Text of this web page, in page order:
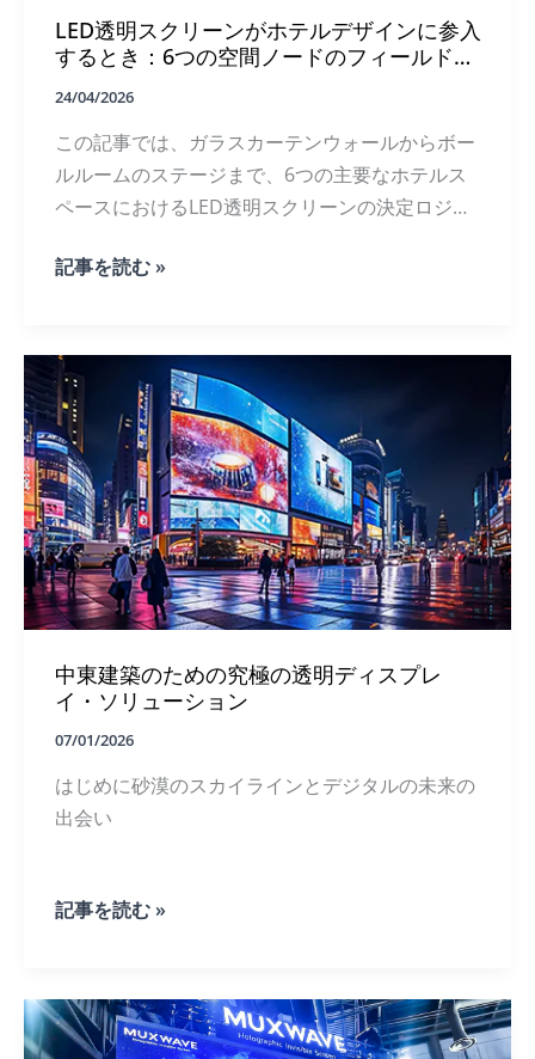
の
透
明
LED
ィ
ス
プ
レ
小
売
イ
ナ
ー
と
VM
プ
ロ
フ
ェ
ッ
シ
ョ
ナ
の
た
め
の
全
ガ
イ
LED透明スクリーンがホテルデザインに参入
するとき：6つの空間ノードのフィールドノ
24/04/2026
この記事では、ガラスカーテンウォールからボー
ルルームのステージまで、6つの主要なホテルス
ペースにおけるLED透明スクリーンの決定ロジッ
クリーンの仕様選定、コンテンツのビジュアル言
LED
ク
リ
ー
ン
が
ホ
テ
ル
デ
ザ
イ
ン
に
入
す
る
と
6
つ
の
ノ
ー
ィ
ー
記事を読む »
中東建築のための究極の透明ディスプレ
イ・ソリューション
07/01/2026
はじめに砂漠のスカイラインとデジタルの未来の
出会い
中
の
た
め
記事を読む »